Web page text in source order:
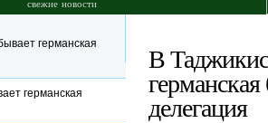
свежие новости
В
германская
делегация
германская